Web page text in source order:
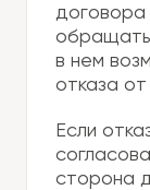
договора
обращать
в нем
отказа
Если
сторона